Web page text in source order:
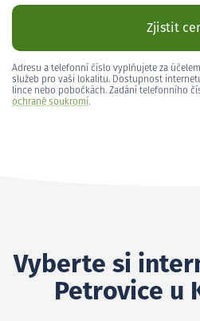
Zjistit
Adresu a telefonní číslo vyplňujete za
služeb pro vaši lokalitu. Dostupnost
lince nebo pobočkách. Zadání telefonního
ochraně soukromí.
Vyberte si
Petrovice u